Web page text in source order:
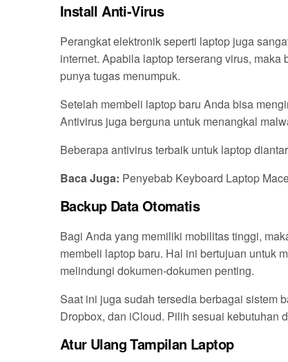
Install Anti-Virus
Perangkat elektronik seperti laptop juga
internet. Apabila laptop terserang virus,
punya tugas menumpuk.
Setelah membeli laptop baru Anda bisa
Antivirus juga berguna untuk menangkal
Beberapa antivirus terbaik untuk laptop
Baca Juga: Penyebab Keyboard Laptop
Backup Data Otomatis
Bagi Anda yang memiliki mobilitas tinggi,
membeli laptop baru. Hal ini bertujuan untuk
melindungi dokumen-dokumen penting.
Saat ini juga sudah tersedia berbagai sistem
Dropbox, dan iCloud. Pilih sesuai kebutuhan
Atur Ulang Tampilan Laptop